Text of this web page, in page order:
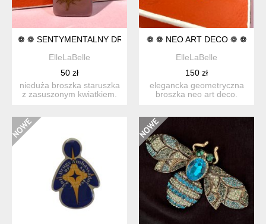
❁ ❁ SENTYMENTALNY DROBIAZG ❁ ❁
ElleLaBelle
50 zł
nieduża broszka staruszka
z zasuszonym kwiatkiem.
❁ ❁ NEO ART DECO ❁ ❁
ElleLaBelle
150 zł
elegancka geometryczna
broszka neo art deco.